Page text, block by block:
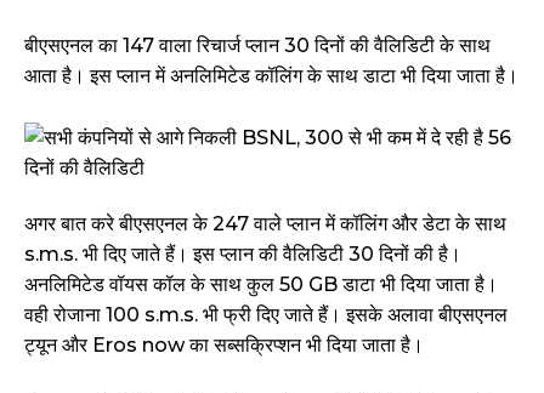
बीएसएनल का ₹147 वाला रिचार्ज प्लान 30 दिनों की वैलिडिटी के साथ
आता है। इस प्लान में अनलिमिटेड कॉलिंग के साथ डाटा भी दिया जाता है।
अगर बात करे बीएसएनल के ₹247 वाले प्लान में कॉलिंग और डेटा के साथ
s.m.s. भी दिए जाते हैं। इस प्लान की वैलिडिटी 30 दिनों की है।
अनलिमिटेड वॉयस कॉल के साथ कुल 50 GB डाटा भी दिया जाता है।
वही रोजाना 100 s.m.s. भी फ्री दिए जाते हैं। इसके अलावा बीएसएनल
ट्यून और Eros now का सब्सक्रिप्शन भी दिया जाता है।